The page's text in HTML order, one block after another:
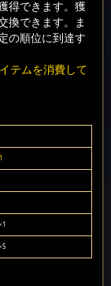
得できます。獲
換できます。ま
の順位に到達す
テムを消費して